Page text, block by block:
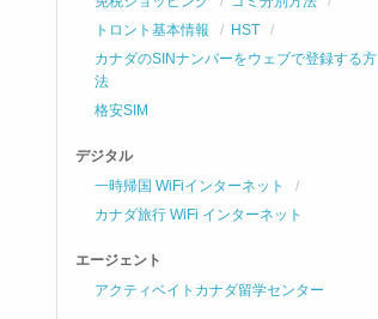
トロント基本情報
HST
カナダのSINナンバーをウェブで登録する方
法
格安SIM
デジタル
一時帰国 WiFiインターネット
カナダ旅行 WiFi インターネット
エージェント
アクティベイトカナダ留学センター